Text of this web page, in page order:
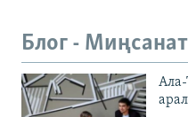
Блог - Миңсанат